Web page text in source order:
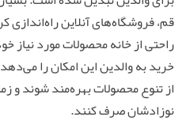
قم، فروشگاه‌های آنلاین راه‌اندازی
راحتی از خانه محصولات مورد
خرید به والدین این امکان را
از تنوع محصولات بهره‌مند شوند و
نوزادشان صرف کنند.